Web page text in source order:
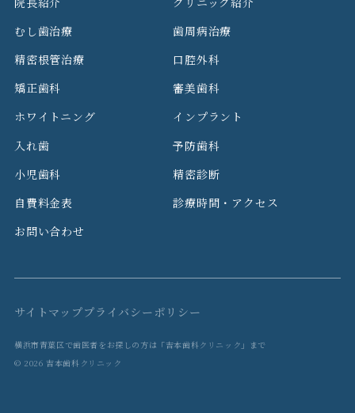
むし歯治療
歯周病治療
精密根管治療
口腔外科
矯正歯科
審美歯科
ホワイトニング
インプラント
入れ歯
予防歯科
小児歯科
精密診断
自費料金表
診療時間・アクセス
お問い合わせ
サイトマッププライバシーポリシー
横浜市青葉区で歯医者をお探しの方は「吉本歯科クリニック」まで
© 2026 吉本歯科クリニック